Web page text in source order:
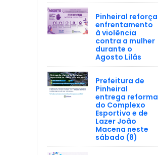
Pinheiral reforça
enfrentamento
à violência
contra a mulher
durante o
Agosto Lilás
Prefeitura de
Pinheiral
entrega reforma
do Complexo
Esportivo e de
Lazer João
Macena neste
sábado (8)